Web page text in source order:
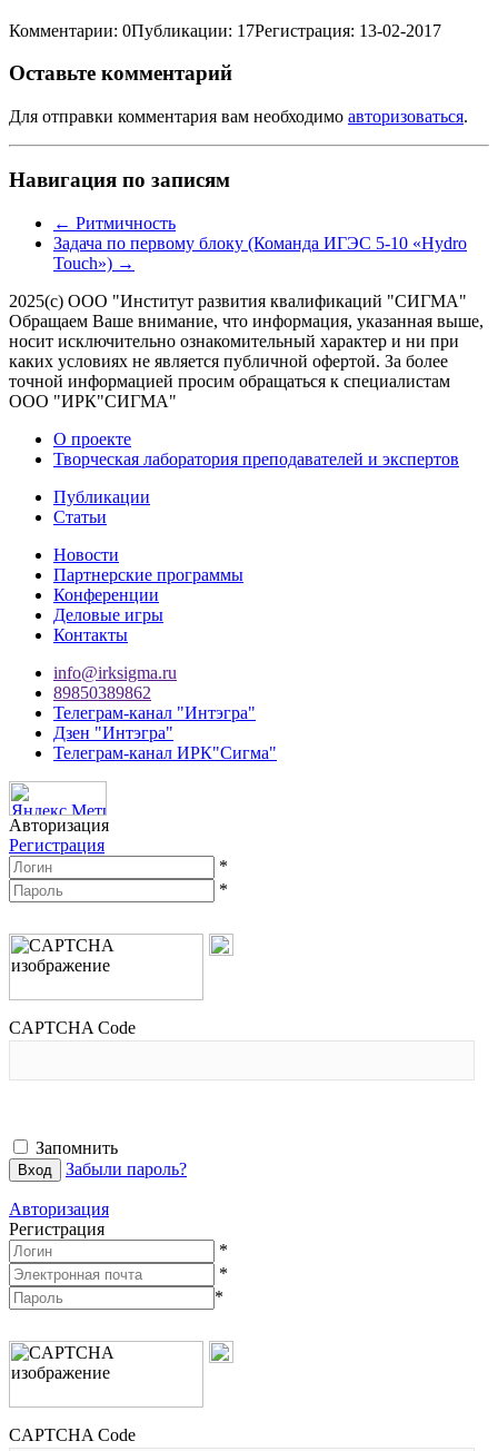
Комментарии: 0Публикации: 17Регистрация: 13-02-2017
Оставьте комментарий
Для отправки комментария вам необходимо авторизоваться.
Навигация по записям
← Ритмичность
Задача по первому блоку (Команда ИГЭС 5-10 «Hydro
Touch») →
2025(с) ООО "Институт развития квалификаций "СИГМА"
Обращаем Ваше внимание, что информация, указанная выше,
носит исключительно ознакомительный характер и ни при
каких условиях не является публичной офертой. За более
точной информацией просим обращаться к специалистам
ООО "ИРК"СИГМА"
О проекте
Творческая лаборатория преподавателей и экспертов
Публикации
Статьи
Новости
Партнерские программы
Конференции
Деловые игры
Контакты
info@irksigma.ru
89850389862
Телеграм-канал "Интэгра"
Дзен "Интэгра"
Телеграм-канал ИРК"Сигма"
Авторизация
Регистрация
*
*
CAPTCHA Code
Запомнить
Забыли пароль?
Авторизация
Регистрация
*
*
*
CAPTCHA Code